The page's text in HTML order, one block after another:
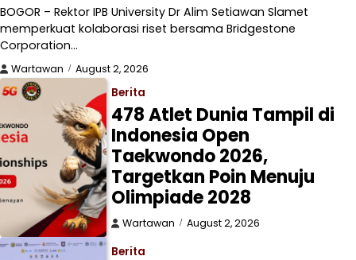
BOGOR – Rektor IPB University Dr Alim Setiawan Slamet
memperkuat kolaborasi riset bersama Bridgestone
Corporation…
Wartawan August 2, 2026
Berita
478 Atlet Dunia Tampil di
Indonesia Open
Taekwondo 2026,
Targetkan Poin Menuju
Olimpiade 2028
Wartawan August 2, 2026
Berita